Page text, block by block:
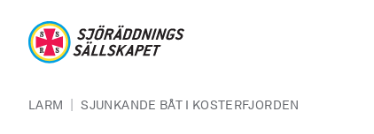
LARM | SJUNKANDE BÅT I KOSTERFJORDEN